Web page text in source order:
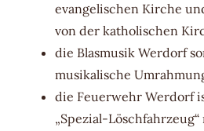
evangelischen Kirche
von der katholischen
die Blasmusik Werdorf
musikalische
die Feuerwehr Werdorf
„Spezial-